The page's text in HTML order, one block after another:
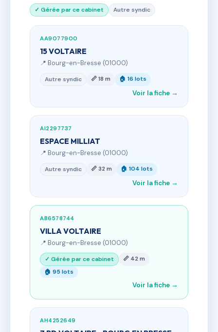
✓ Gérée par ce cabinet Autre syndic
AA9077900
15 VOLTAIRE
📍 Bourg-en-Bresse (01000)
Autre syndic 📏 18 m 🏠 16 lots
Voir la fiche →
AI2297737
ESPACE MILLIAT
📍 Bourg-en-Bresse (01000)
Autre syndic 📏 32 m 🏠 104 lots
Voir la fiche →
AB6578744
VILLA VOLTAIRE
📍 Bourg-en-Bresse (01000)
✓ Gérée par ce cabinet
📏 42 m
🏠 95 lots
Voir la fiche →
AH4252649